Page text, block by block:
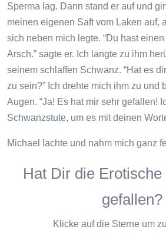
Sperma lag. Dann stand er auf und
meinen eigenen Saft vom Laken auf,
sich neben mich legte. “Du hast
Arsch.” sagte er. Ich langte zu ihm
seinem schlaffen Schwanz. “Hat es
zu sein?” Ich drehte mich ihm zu und
Augen. “Ja! Es hat mir sehr gefallen!
Schwanzstute, um es mit deinen
Michael lachte und nahm mich ganz
Hat Dir die
gefallen?
Klicke auf die Sterne um